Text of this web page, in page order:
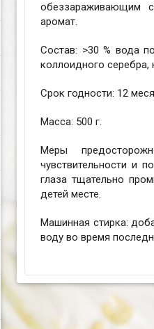
обеззараживающим
аромат.
Состав: >30 % вода
коллоидного серебра,
Срок годности: 12
Масса: 500 г.
Меры
чувствительности и
глаза тщательно
детей месте.
Машинная стирка:
воду во время